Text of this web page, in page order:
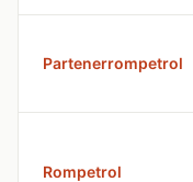
Partenerrompetrol
Rompetrol